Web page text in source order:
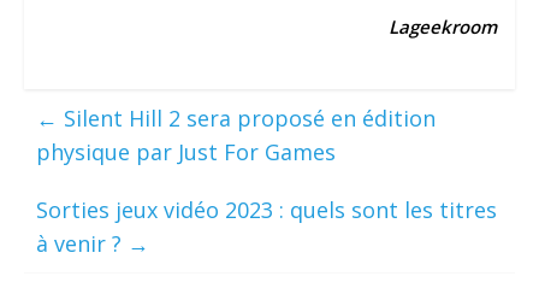
Lageekroom
← Silent Hill 2 sera proposé en édition
physique par Just For Games
Sorties jeux vidéo 2023 : quels sont les titres
à venir ? →